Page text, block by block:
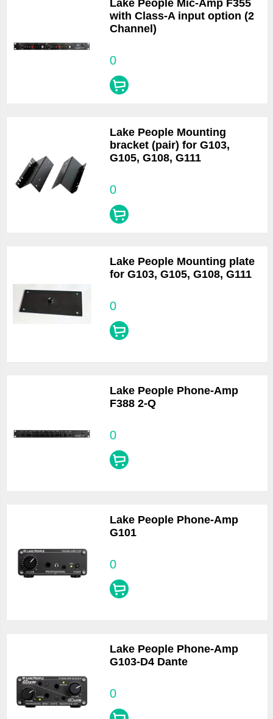
Lake People Mic-Amp F355
with Class-A input option (2
Channel)
0
Lake People Mounting
bracket (pair) for G103,
G105, G108, G111
0
Lake People Mounting plate
for G103, G105, G108, G111
0
Lake People Phone-Amp
F388 2-Q
0
Lake People Phone-Amp
G101
0
Lake People Phone-Amp
G103-D4 Dante
0